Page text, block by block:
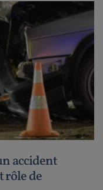
accident
rôle de